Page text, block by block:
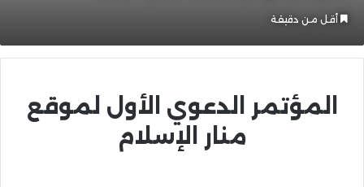
أقل من دقيقة
المؤتمر الدعوي الأول لموقع
منار الإسلام